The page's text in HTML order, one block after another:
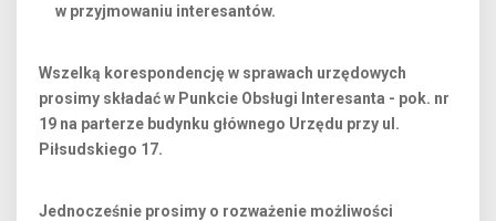
w przyjmowaniu interesantów.
Wszelką korespondencję w sprawach urzędowych
prosimy składać w Punkcie Obsługi Interesanta - pok. nr
19 na parterze budynku głównego Urzędu przy ul.
Piłsudskiego 17.
Jednocześnie prosimy o rozważenie możliwości